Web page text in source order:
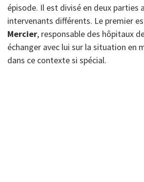
épisode. Il est divisé en deux parties
intervenants différents. Le premier
Mercier, responsable des hôpitaux
échanger avec lui sur la situation en
dans ce contexte si spécial.